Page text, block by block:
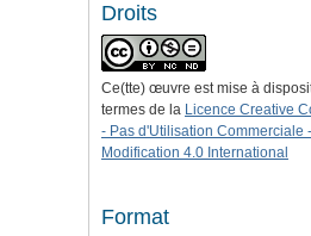
Droits
Ce(tte) œuvre est mise à
termes de la Licence Creative
- Pas d'Utilisation Commerciale
Modification 4.0 International
Format